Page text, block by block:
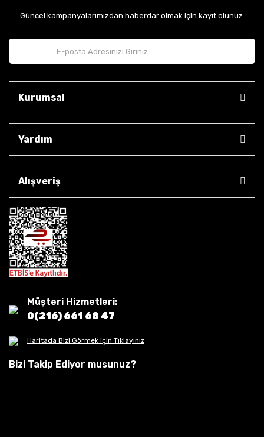
Güncel kampanyalarımızdan haberdar olmak için kayıt olunuz.
Kurumsal
Yardım
Alışveriş
Müşteri Hizmetleri:
0(216) 661 68 47
Haritada Bizi Görmek için Tıklayınız
Bizi Takip Ediyor musunuz?